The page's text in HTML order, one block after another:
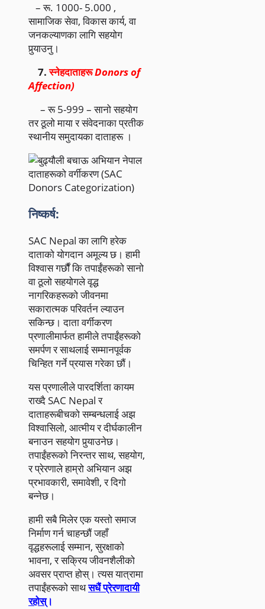
– रू. 1000- 5.000 ,
सामाजिक सेवा, विकास कार्य, वा
जनकल्याणका लागि सहयोग
पुर्‍याउनु।
7.स्नेहदाताहरूDonors of
Affection)
– रू 5-999 – सानो सहयोग
तर ठूलो माया र संवेदनाका प्रतीक
स्थानीय समुदायका दाताहरू ।
निष्कर्ष:
SAC Nepal का लागि हरेक
दाताको योगदान अमूल्य छ। हामी
विश्वास गर्छौं कि तपाईंहरूको सानो
वा ठूलो सहयोगले वृद्ध
नागरिकहरूको जीवनमा
सकारात्मक परिवर्तन ल्याउन
सकिन्छ। दाता वर्गीकरण
प्रणालीमार्फत हामीले तपाईंहरूको
समर्पण र साथलाई सम्मानपूर्वक
चिन्हित गर्ने प्रयास गरेका छौं।
यस प्रणालीले पारदर्शिता कायम
राख्दै SAC Nepal र
दाताहरूबीचको सम्बन्धलाई अझ
विश्वासिलो, आत्मीय र दीर्घकालीन
बनाउन सहयोग पुर्‍याउनेछ।
तपाईंहरूको निरन्तर साथ, सहयोग,
र प्रेरणाले हाम्रो अभियान अझ
प्रभावकारी, समावेशी, र दिगो
बन्नेछ।
हामी सबै मिलेर एक यस्तो समाज
निर्माण गर्न चाहन्छौं जहाँ
वृद्धहरूलाई सम्मान, सुरक्षाको
भावना, र सक्रिय जीवनशैलीको
अवसर प्राप्त होस्। त्यस यात्रामा
तपाईंहरूको साथसधैं प्रेरणादायी
रहोस्।